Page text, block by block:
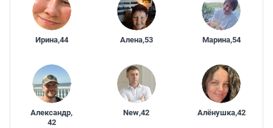
Ирина,44 Алена,53 Марина,54
Александр,
42
New,42 Алёнушка,42